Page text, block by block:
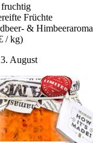
Früchte
& Himbeeraroma
/ kg)
August